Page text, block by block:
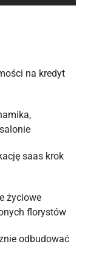
na kredyt
saas krok
życiowe
florystów
odbudować